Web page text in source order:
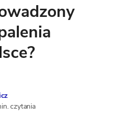
czytania